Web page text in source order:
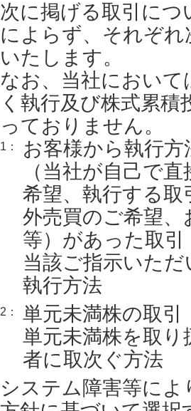
次に掲げる取引につ
によらず、それぞ
いたします。
なお、当社において
く執行及び株式累
っておりません。
1：
お客様から執行
（当社が自己で
希望、執行する取
外売買のご希望
等）があった取引
当該ご指示いた
執行方法
2：
単元未満株の取引
単元未満株を取
者に取次ぐ方法
システム障害等に